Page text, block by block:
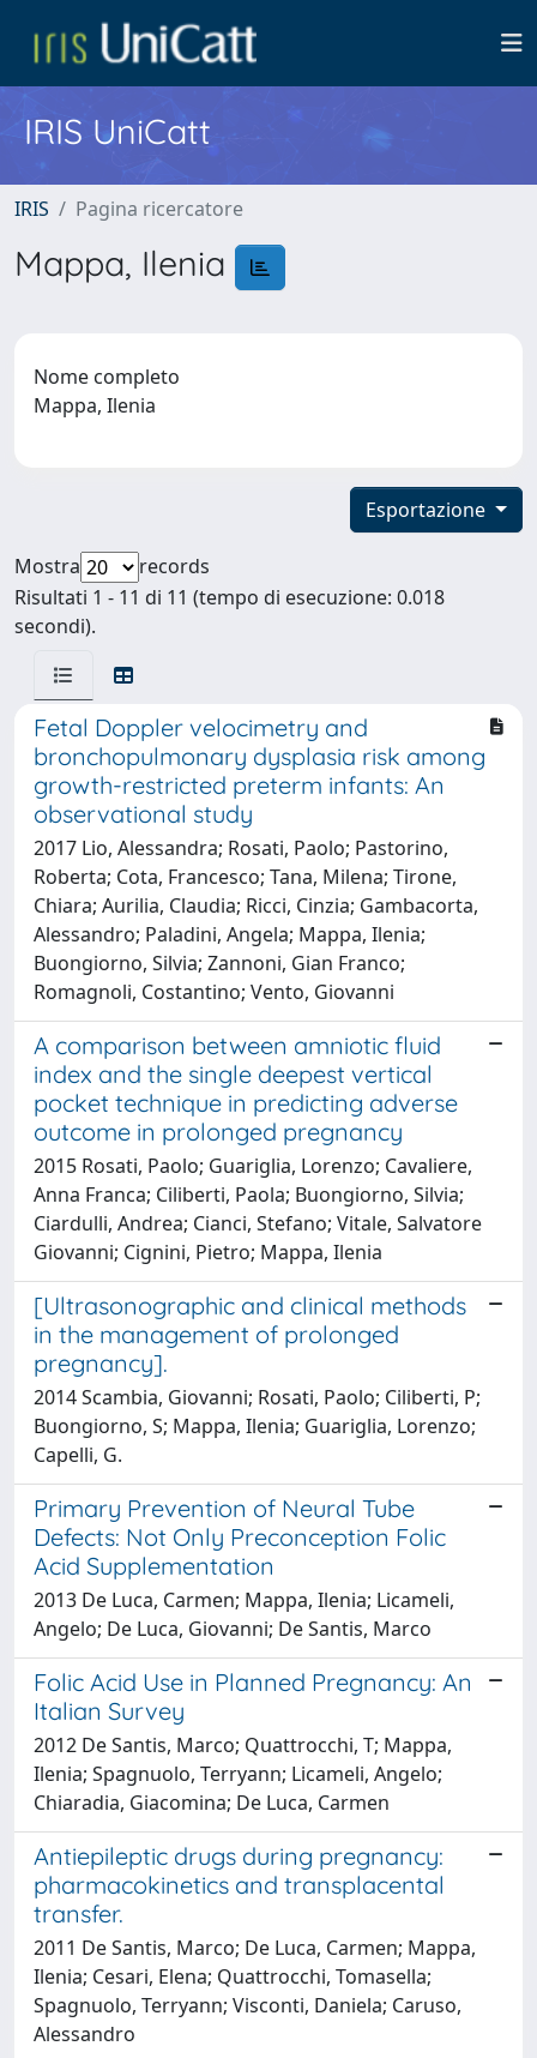
IRIS UniCatt
IRIS Pagina ricercatore
Mappa, Ilenia
Nome completo
Mappa, Ilenia
Esportazione
Mostra
records
Risultati 1 - 11 di 11 (tempo di esecuzione: 0.018
secondi).
Fetal Doppler velocimetry and
bronchopulmonary dysplasia risk among
growth-restricted preterm infants: An
observational study
2017 Lio, Alessandra; Rosati, Paolo; Pastorino,
Roberta; Cota, Francesco; Tana, Milena; Tirone,
Chiara; Aurilia, Claudia; Ricci, Cinzia; Gambacorta,
Alessandro; Paladini, Angela; Mappa, Ilenia;
Buongiorno, Silvia; Zannoni, Gian Franco;
Romagnoli, Costantino; Vento, Giovanni
A comparison between amniotic fluid
index and the single deepest vertical
pocket technique in predicting adverse
outcome in prolonged pregnancy
2015 Rosati, Paolo; Guariglia, Lorenzo; Cavaliere,
Anna Franca; Ciliberti, Paola; Buongiorno, Silvia;
Ciardulli, Andrea; Cianci, Stefano; Vitale, Salvatore
Giovanni; Cignini, Pietro; Mappa, Ilenia
[Ultrasonographic and clinical methods
in the management of prolonged
pregnancy].
2014 Scambia, Giovanni; Rosati, Paolo; Ciliberti, P;
Buongiorno, S; Mappa, Ilenia; Guariglia, Lorenzo;
Capelli, G.
Primary Prevention of Neural Tube
Defects: Not Only Preconception Folic
Acid Supplementation
2013 De Luca, Carmen; Mappa, Ilenia; Licameli,
Angelo; De Luca, Giovanni; De Santis, Marco
Folic Acid Use in Planned Pregnancy: An
Italian Survey
2012 De Santis, Marco; Quattrocchi, T; Mappa,
Ilenia; Spagnuolo, Terryann; Licameli, Angelo;
Chiaradia, Giacomina; De Luca, Carmen
Antiepileptic drugs during pregnancy:
pharmacokinetics and transplacental
transfer.
2011 De Santis, Marco; De Luca, Carmen; Mappa,
Ilenia; Cesari, Elena; Quattrocchi, Tomasella;
Spagnuolo, Terryann; Visconti, Daniela; Caruso,
Alessandro